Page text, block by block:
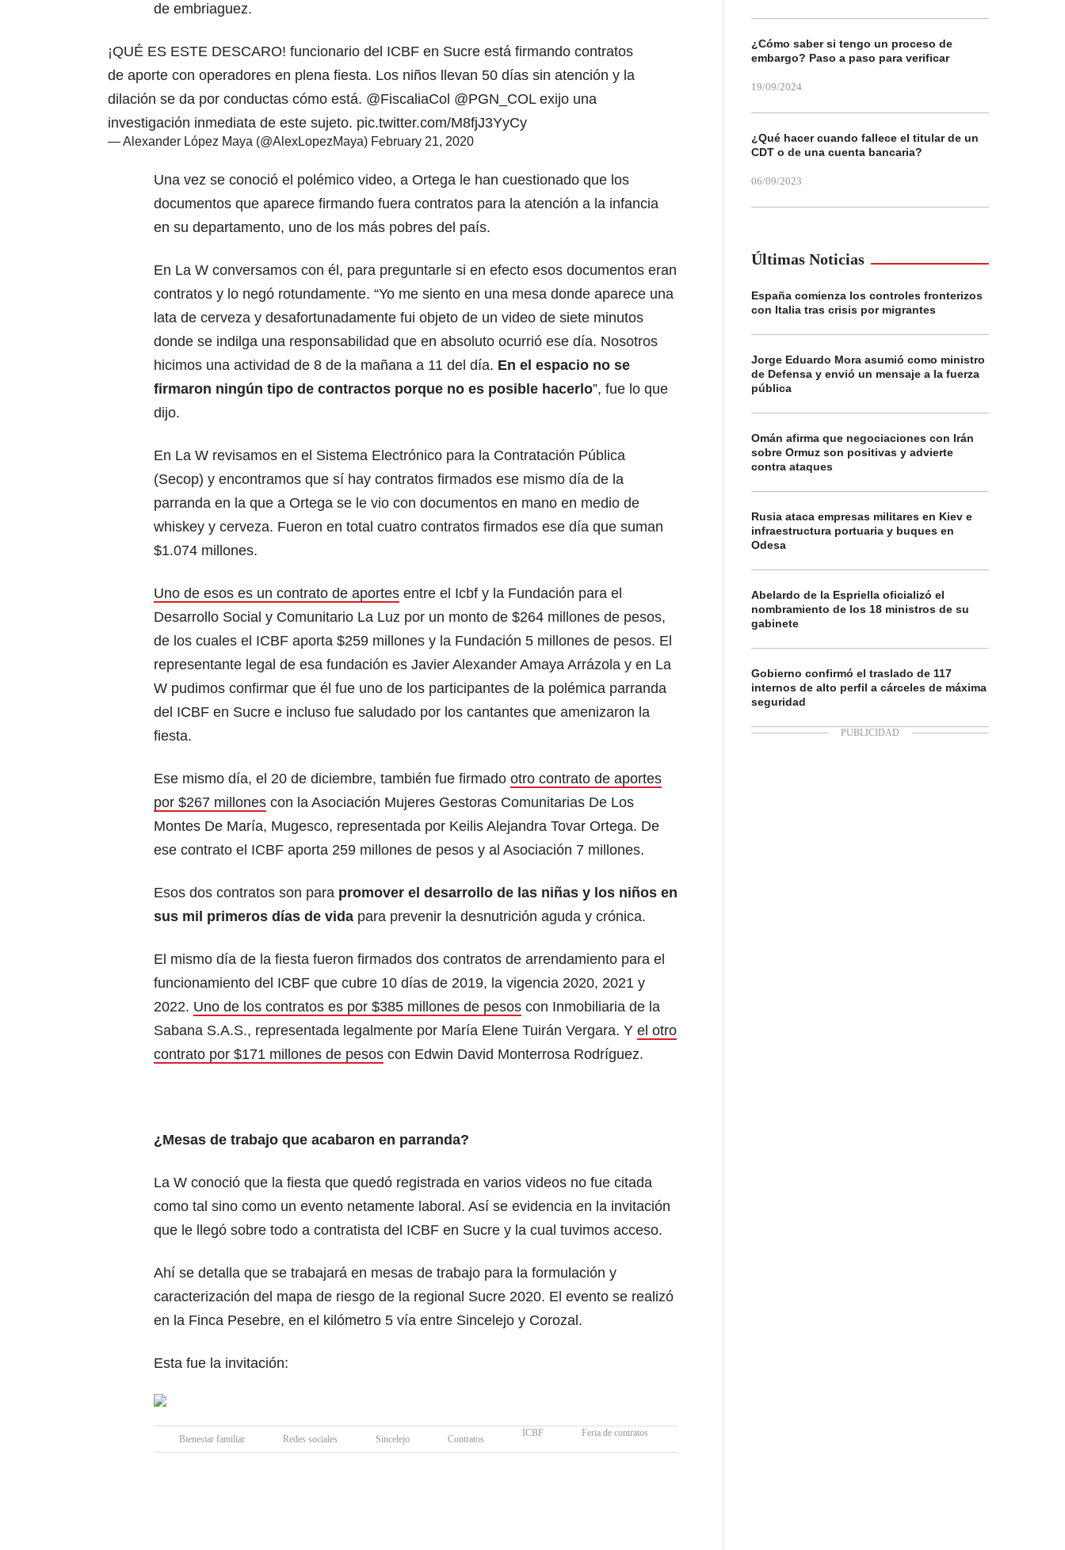
de embriaguez.
¡QUÉ ES ESTE DESCARO! funcionario del ICBF en Sucre está firmando contratos
de aporte con operadores en plena fiesta. Los niños llevan 50 días sin atención y la
dilación se da por conductas cómo está. @FiscaliaCol @PGN_COLexijo una
investigación inmediata de este sujeto. pic.twitter.com/M8fjJ3YyCy
— Alexander López Maya (@AlexLopezMaya) February 21, 2020
Una vez se conoció el polémico video, a Ortega le han cuestionado que los
documentos que aparece firmando fuera contratos para la atención a la infancia
en su departamento, uno de los más pobres del país.
En La W conversamos con él, para preguntarle si en efecto esos documentos eran
contratos y lo negó rotundamente. “Yo me siento en una mesa donde aparece una
lata de cerveza y desafortunadamente fui objeto de un video de siete minutos
donde se indilga una responsabilidad que en absoluto ocurrió ese día. Nosotros
hicimos una actividad de 8 de la mañana a 11 del día. En el espacio no se
firmaron ningún tipo de contractos porque no es posible hacerlo”, fue lo que
dijo.
En La W revisamos en el Sistema Electrónico para la Contratación Pública
(Secop) y encontramos que sí hay contratos firmados ese mismo día de la
parranda en la que a Ortega se le vio con documentos en mano en medio de
whiskey y cerveza. Fueron en total cuatro contratos firmados ese día que suman
$1.074 millones.
Uno de esos es un contrato de aportes entre el Icbf y la Fundación para el
Desarrollo Social y Comunitario La Luz por un monto de $264 millones de pesos,
de los cuales el ICBF aporta $259 millones y la Fundación 5 millones de pesos. El
representante legal de esa fundación es Javier Alexander Amaya Arrázola y en La
W pudimos confirmar que él fue uno de los participantes de la polémica parranda
del ICBF en Sucre e incluso fue saludado por los cantantes que amenizaron la
fiesta.
Ese mismo día, el 20 de diciembre, también fue firmado otro contrato de aportes
por $267 millones con la Asociación Mujeres Gestoras Comunitarias De Los
Montes De María, Mugesco, representada por Keilis Alejandra Tovar Ortega. De
ese contrato el ICBF aporta 259 millones de pesos y al Asociación 7 millones.
Esos dos contratos son para promover el desarrollo de las niñas y los niños en
sus mil primeros días de vida para prevenir la desnutrición aguda y crónica.
El mismo día de la fiesta fueron firmados dos contratos de arrendamiento para el
funcionamiento del ICBF que cubre 10 días de 2019, la vigencia 2020, 2021 y
2022. Uno de los contratos es por $385 millones de pesos con Inmobiliaria de la
Sabana S.A.S., representada legalmente por María Elene Tuirán Vergara. Y el otro
contrato por $171 millones de pesos con Edwin David Monterrosa Rodríguez.
¿Mesas de trabajo que acabaron en parranda?
La W conoció que la fiesta que quedó registrada en varios videos no fue citada
como tal sino como un evento netamente laboral. Así se evidencia en la invitación
que le llegó sobre todo a contratista del ICBF en Sucre y la cual tuvimos acceso.
Ahí se detalla que se trabajará en mesas de trabajo para la formulación y
caracterización del mapa de riesgo de la regional Sucre 2020. El evento se realizó
en la Finca Pesebre, en el kilómetro 5 vía entre Sincelejo y Corozal.
Esta fue la invitación:
Bienestar familiar Redes sociales Sincelejo Contratos
ICBF Feria de contratos
¿Cómo saber si tengo un proceso de
embargo? Paso a paso para verificar
19/09/2024
¿Qué hacer cuando fallece el titular de un
CDT o de una cuenta bancaria?
06/09/2023
Últimas Noticias
España comienza los controles fronterizos
con Italia tras crisis por migrantes
Jorge Eduardo Mora asumió como ministro
de Defensa y envió un mensaje a la fuerza
pública
Omán afirma que negociaciones con Irán
sobre Ormuz son positivas y advierte
contra ataques
Rusia ataca empresas militares en Kiev e
infraestructura portuaria y buques en
Odesa
Abelardo de la Espriella oficializó el
nombramiento de los 18 ministros de su
gabinete
Gobierno confirmó el traslado de 117
internos de alto perfil a cárceles de máxima
seguridad